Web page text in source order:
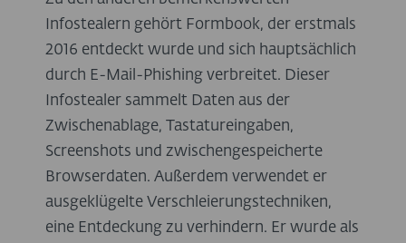
Infostealern gehört Formbook, der erstmals
2016 entdeckt wurde und sich hauptsächlich
durch E-Mail-Phishing verbreitet. Dieser
Infostealer sammelt Daten aus der
Zwischenablage, Tastatureingaben,
Screenshots und zwischengespeicherte
Browserdaten. Außerdem verwendet er
ausgeklügelte Verschleierungstechniken,
eine Entdeckung zu verhindern. Er wurde als